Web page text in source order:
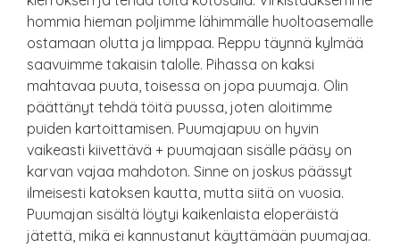
hommia hieman poljimme lähimmälle huoltoasemalle
ostamaan olutta ja limppaa. Reppu täynnä kylmää
saavuimme takaisin talolle. Pihassa on kaksi
mahtavaa puuta, toisessa on jopa puumaja. Olin
päättänyt tehdä töitä puussa, joten aloitimme
puiden kartoittamisen. Puumajapuu on hyvin
vaikeasti kiivettävä + puumajaan sisälle pääsy on
karvan vajaa mahdoton. Sinne on joskus päässyt
ilmeisesti katoksen kautta, mutta siitä on vuosia.
Puumajan sisältä löytyi kaikenlaista eloperäistä
jätettä, mikä ei kannustanut käyttämään puumajaa.